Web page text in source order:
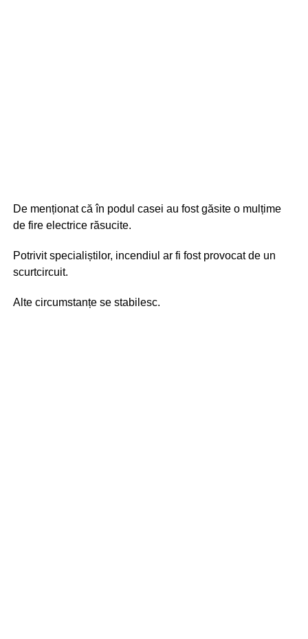
De menționat că în podul casei au fost găsite o mulțime
de fire electrice răsucite.
Potrivit specialiștilor, incendiul ar fi fost provocat de un
scurtcircuit.
Alte circumstanțe se stabilesc.